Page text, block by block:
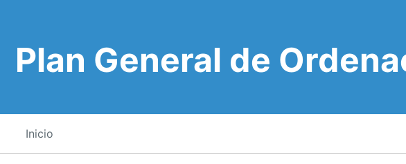
Plan General de
Inicio